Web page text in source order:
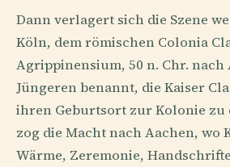
Dann verlagert sich die Szene
Köln, dem römischen Colonia
Agrippinensium, 50 n. Chr.
Jüngeren benannt, die Kaiser
ihren Geburtsort zur Kolonie zu
zog die Macht nach Aachen, wo
Wärme, Zeremonie,